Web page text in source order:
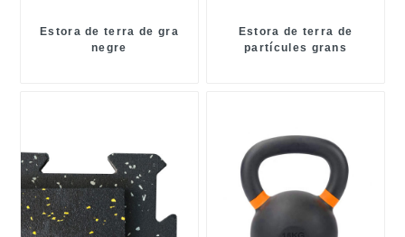
Estora de terra de gra
negre
Estora de terra de
partícules grans